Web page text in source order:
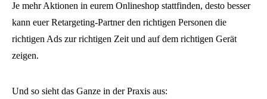
Je mehr Aktionen in eurem Onlineshop stattfinden, desto besser
kann euer Retargeting-Partner den richtigen Personen die
richtigen Ads zur richtigen Zeit und auf dem richtigen Gerät
zeigen.
Und so sieht das Ganze in der Praxis aus: